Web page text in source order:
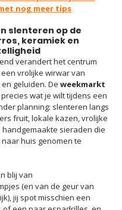
nog meer tips
slenteren op de
keramiek en
verandert het centrum
vrolijke wirwar van
geluiden. De weekmarkt
wat je wilt tijdens een
planning: slenteren langs
fruit, lokale kazen, vrolijke
sieraden die
huis genomen te
blij van
(en van de geur van
jij spot misschien een